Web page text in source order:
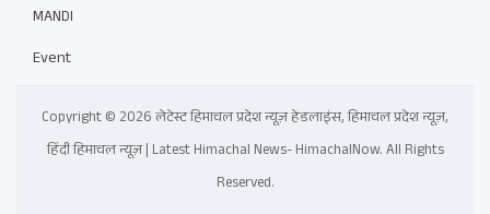
MANDI
Event
Copyright © 2026 लेटेस्ट हिमाचल प्रदेश न्यूज़ हेडलाइंस, हिमाचल प्रदेश न्यूज़,
हिंदी हिमाचल न्यूज़ | Latest Himachal News- HimachalNow. All Rights
Reserved.